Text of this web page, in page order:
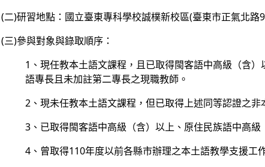
(二)研習地點：國立臺東專科學校誠樸新校區(臺東市正氣北路
(三)參與對象與錄取順序：
1、現任教本土語文課程，且已取得閩客語中高級（含
語專長且未加註第二專長之現職教師。
2、現未任教本土語文課程，但已取得上述同等認證之
3、已取得閩客語中高級（含）以上、原住民族語中高級
4、曾取得110年度以前各縣市辦理之本土語教學支援工